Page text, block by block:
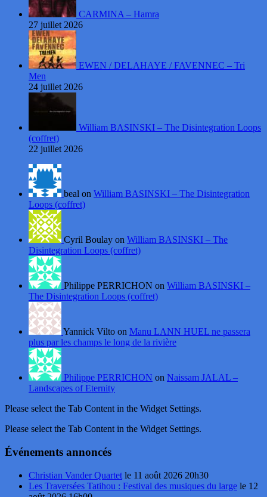
CARMINA – Hamra
27 juillet 2026
EWEN / DELAHAYE / FAVENNEC – Tri
Men
24 juillet 2026
William BASINSKI – The Disintegration Loops
(coffret)
22 juillet 2026
beal on William BASINSKI – The Disintegration
Loops (coffret)
Cyril Boulay on William BASINSKI – The
Disintegration Loops (coffret)
Philippe PERRICHON on William BASINSKI –
The Disintegration Loops (coffret)
Yannick Vilto on Manu LANN HUEL ne passera
plus par les champs le long de la rivière
Philippe PERRICHON on Naissam JALAL –
Landscapes of Eternity
Please select the Tab Content in the Widget Settings.
Please select the Tab Content in the Widget Settings.
Événements annoncés
Christian Vander Quartet le 11 août 2026 20h30
Les Traversées Tatihou : Festival des musiques du large le 12